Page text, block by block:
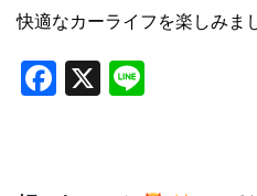
快適なカーライフを楽しみま
Facebook
X